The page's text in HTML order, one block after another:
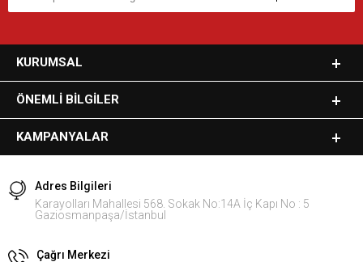
KURUMSAL
ÖNEMLI BILGILER
KAMPANYALAR
Adres Bilgileri
Karayolları Mahallesi 568. Sokak No:14A İç Kapı No : 5
Gaziosmanpaşa/İstanbul
Çağrı Merkezi